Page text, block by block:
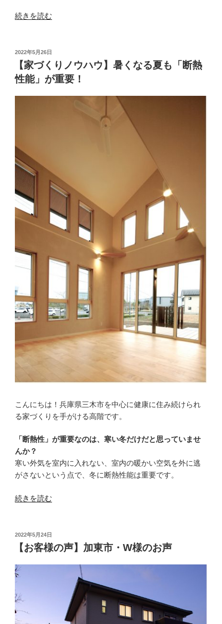
“【家
り
ノ
ウ
強
い！
高
の
家
づ
ポ
イ
ト”
の
続きを読む
投
稿
日:
2022年5月26日
【家づくりノウハウ】暑くなる夏も「断熱
性能」が重要！
こんにちは！兵庫県三木市を中心に健康に住み続けられ
る家づくりを手がける高階です。
「断熱性」が重要なのは、寒い冬だけだと思っていませ
んか？
寒い外気を室内に入れない、室内の暖かい空気を外に逃
がさないという点で、冬に断熱性能は重要です。
“【家
り
ノ
ハ
ウ】
暑
く
な
続きを読む
投
稿
日:
2022年5月24日
【お客様の声】加東市・W様のお声